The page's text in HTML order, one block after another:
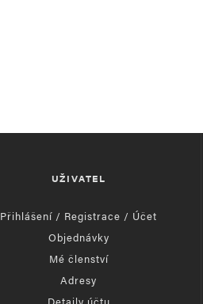
UŽIVATEL
Přihlášení / Registrace / Účet
Objednávky
Mé členství
Adresy